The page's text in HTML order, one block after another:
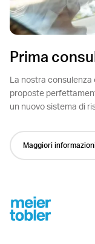
Prima
La nostra
proposte
un nuovo sistema di
Maggiori
Footer